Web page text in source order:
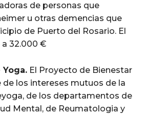
de personas que
u otras demencias que
de Puerto del Rosario. El
32.000 €
El Proyecto de Bienestar
de los intereses mutuos de la
de los departamentos de
Mental, de Reumatologia y